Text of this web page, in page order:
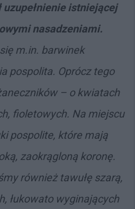
istniejącej
nasadzeniami.
m.in. barwinek
pospolita. Oprócz tego
– o kwiatach
fioletowych. Na miejscu
pospolite, które mają
zaokrągloną koronę.
również tawułę szarą,
łukowato wyginających